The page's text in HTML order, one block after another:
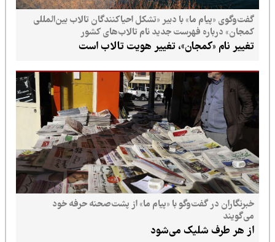
گفت‌وگوی «پیام ما» با دبیر «تشکل احیاکنندگان تالاب بین‌المللی
کمجان» درباره فهرست جدید نام تالاب‌های کشور
تغییر نام «کمجان»، تغییر هویت تالاب است
خبرنگاران در گفت‌وگو با «پیام ما» از پشت‌صحنه حرفه خود
می‌گویند
از هر طرف شلیک می‌شود